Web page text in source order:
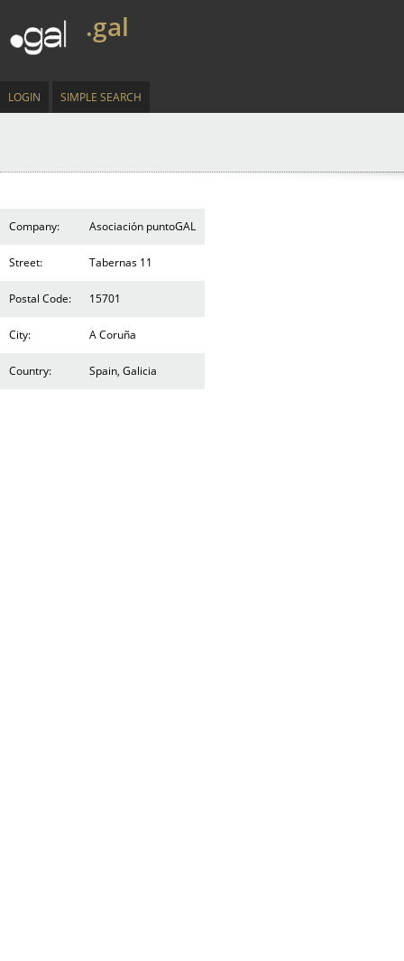
.gal
LOGIN SIMPLE SEARCH
Company: Asociación puntoGAL
Street: Tabernas 11
Postal Code: 15701
City: A Coruña
Country: Spain, Galicia